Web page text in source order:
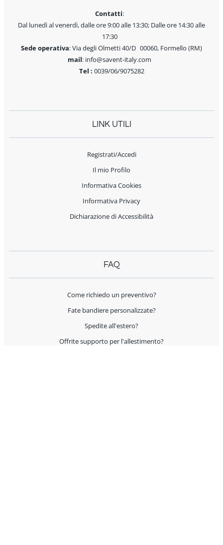
Contatti:
Dal lunedì al venerdì, dalle ore 9:00 alle 13:30; Dalle ore 14:30 alle
17:30
Sede operativa: Via degli Olmetti 40/D 00060, Formello (RM)
mail: info@savent-italy.com
Tel : 0039/06/9075282
LINK UTILI
Registrati/Accedi
Il mio Profilo
Informativa Cookies
Informativa Privacy
Dichiarazione di Accessibilità
FAQ
Come richiedo un preventivo?
Fate bandiere personalizzate?
Spedite all'estero?
Offrite supporto per l'allestimento?